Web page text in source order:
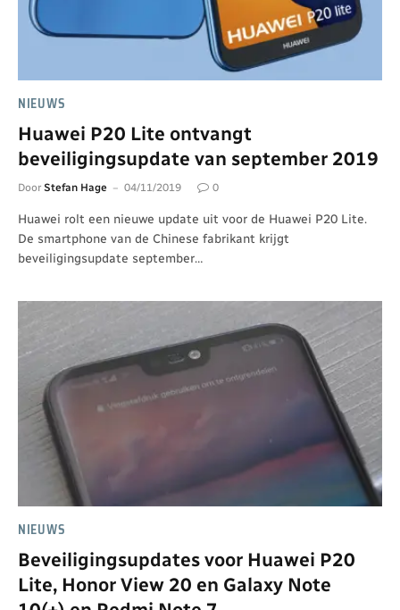
NIEUWS
Huawei P20 Lite ontvangt
beveiligingsupdate van september 2019
Door Stefan Hage 04/11/2019 0
Huawei rolt een nieuwe update uit voor de Huawei P20 Lite.
De smartphone van de Chinese fabrikant krijgt
beveiligingsupdate september…
NIEUWS
Beveiligingsupdates voor Huawei P20
Lite, Honor View 20 en Galaxy Note